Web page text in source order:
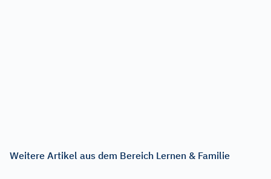
Weitere Artikel aus dem Bereich Lernen & Familie